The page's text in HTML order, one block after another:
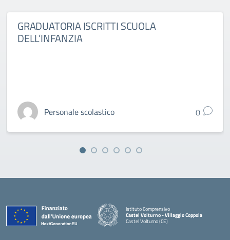
GRADUATORIA ISCRITTI SCUOLA
DELL’INFANZIA
Personale scolastico 0
Istituto Comprensivo
Castel Volturno - Villaggio Coppola
Castel Volturno (CE)